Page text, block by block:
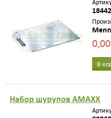
18442
В
Набор шурупов AMAXX